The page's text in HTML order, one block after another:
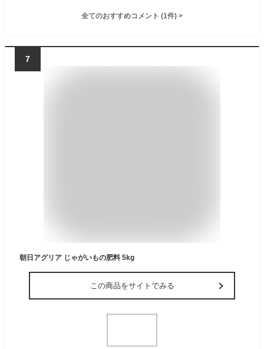
全てのおすすめコメント (1件) >
7
朝日アグリア じゃがいもの肥料 5kg
この商品をサイトでみる